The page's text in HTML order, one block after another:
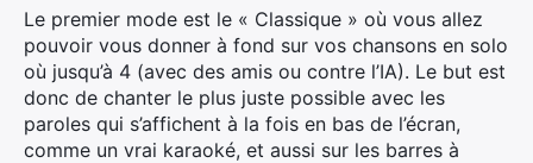
Le premier mode est le « Classique » où vous allez
pouvoir vous donner à fond sur vos chansons en solo
où jusqu’à 4 (avec des amis ou contre l’IA). Le but est
donc de chanter le plus juste possible avec les
paroles qui s’affichent à la fois en bas de l’écran,
comme un vrai karaoké, et aussi sur les barres à